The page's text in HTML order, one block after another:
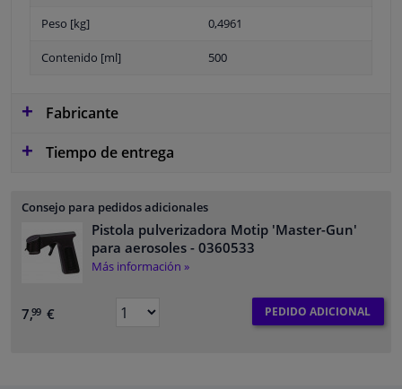
Peso [kg] 0,4961
Contenido [ml] 500
Fabricante
Tiempo de entrega
Consejo para pedidos adicionales
Pistola pulverizadora Motip 'Master-Gun'
para aerosoles - 0360533
Más información »
7,99 € PEDIDO ADICIONAL